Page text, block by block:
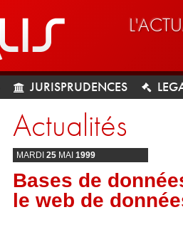
JURISPRUDENCES
Actualités
MARDI 25 MAI 1999
Bases de
le web de